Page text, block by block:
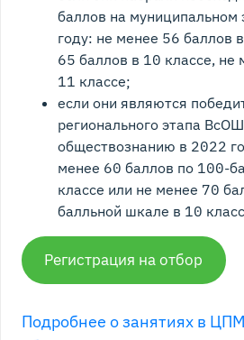
баллов на
году: не менее 56 баллов
65 баллов в 10 классе, не
11 классе;
если они являются
регионального этапа
обществознанию в 2022
менее 60 баллов по 100-
классе или не менее 70
балльной шкале в 10
Регистрация на отбор
Подробнее о занятиях в